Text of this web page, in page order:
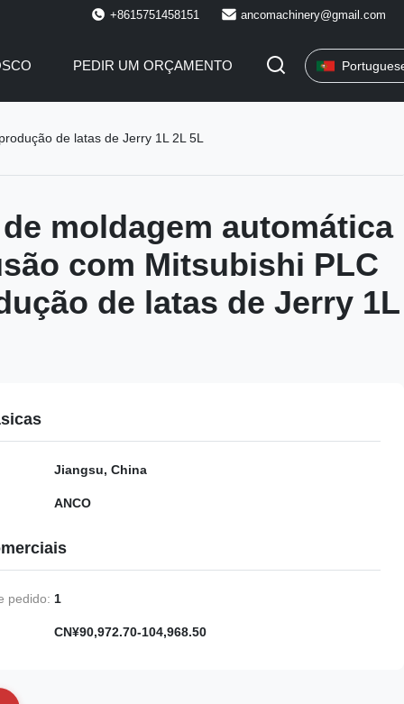
+8615751458151 ancomachinery@gmail.com
PEDIR UM ORÇAMENTO
de latas de Jerry 1L 2L 5L
moldagem automática
com Mitsubishi PLC
de latas de Jerry 1L
Jiangsu, China
ANCO
pedido: 1
CN¥90,972.70-104,968.50